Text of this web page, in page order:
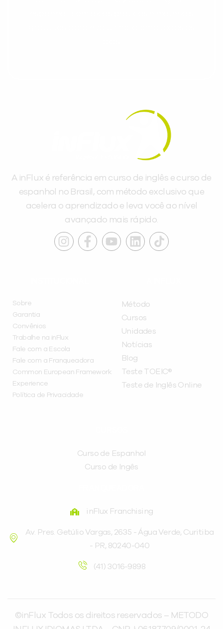
A inFlux é referência em curso de inglês e curso de
espanhol no Brasil, com método exclusivo que
acelera o aprendizado e leva você ao nível
avançado mais rápido.
Sobre
Garantia
Convênios
Trabalhe na inFlux
Fale com a Escola
Fale com a Franqueadora
Common European Framework
Experience
Política de Privacidade
Método
Cursos
Unidades
Notícias
Blog
Teste TOEIC®
Teste de Inglês Online
Curso de Espanhol
Curso de Ingês
inFlux Franchising
Av. Pres. Getúlio Vargas, 2635 - Água Verde, Curitiba
- PR, 80240-040
(41) 3016-9898
©inFlux Todos os direitos reservados – METODO